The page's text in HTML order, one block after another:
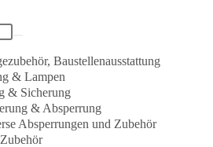
Baustellenausstattung
& Lampen
& Sicherung
& Absperrung
Absperrungen und Zubehör